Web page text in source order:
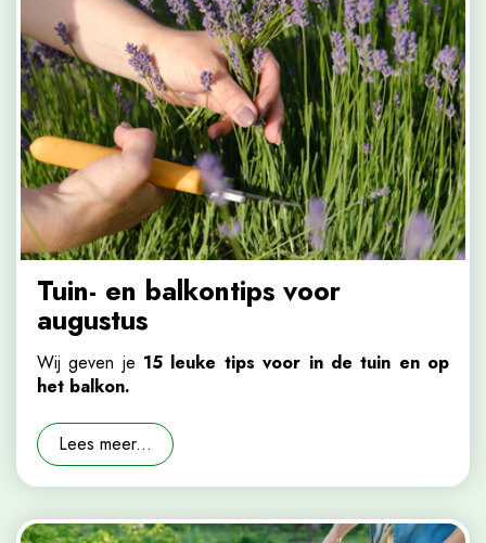
Tuin- en balkontips voor
augustus
Wij geven je 15 leuke tips voor in de tuin en op
het balkon.
Lees meer...